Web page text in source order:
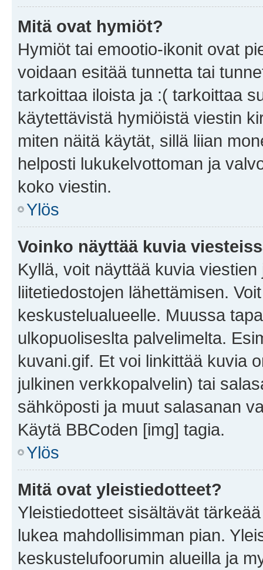
Mitä ovat hymiöt?
Hymiöt tai emootio-ikonit ovat
voidaan esitää tunnetta tai
tarkoittaa iloista ja :( tarkoittaa
käytettävistä hymiöistä viestin
miten näitä käytät, sillä liian
helposti lukukelvottoman ja
koko viestin.
Ylös
Voinko näyttää kuvia
Kyllä, voit näyttää kuvia
liitetiedostojen lähettämisen.
keskustelualueelle. Muussa
ulkopuoliseslta palvelimelta.
kuvani.gif. Et voi linkittää kuvia
julkinen verkkopalvelin) tai
sähköposti ja muut salasanan
Käytä BBCoden [img] tagia.
Ylös
Mitä ovat yleistiedotteet?
Yleistiedotteet sisältävät
lukea mahdollisimman pian.
keskustelufoorumin alueilla ja